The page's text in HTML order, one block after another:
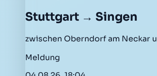
Stuttgart → Singen
zwischen Oberndorf am Neckar
Meldung